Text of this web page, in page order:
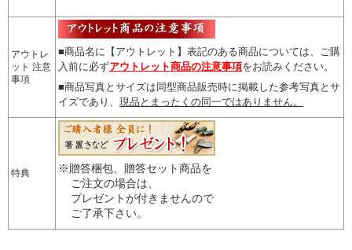
アウトレ
ット 注意
事項
■商品名に【アウトレット】表記のある商品については、
ご購
入前に必ずアウトレット商品の注意事項をお読みください。
■商品写真とサイズは同型商品販売時に掲載した参考写真とサ
イズであり、 現品とまったくの同一ではありません。
特典
※贈答梱包、贈答セット商品を
ご注文の場合は、
プレゼントが付きませんので
ご了承下さい。